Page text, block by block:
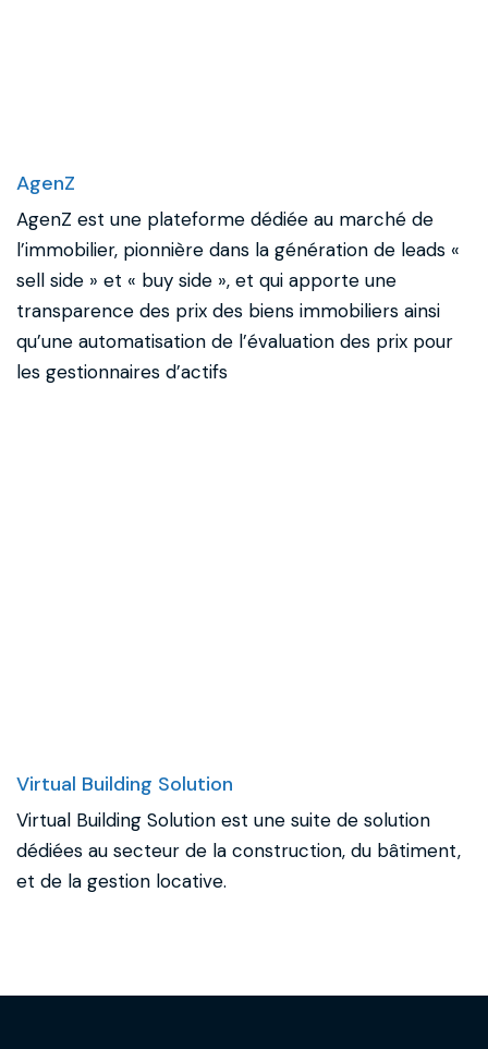
AgenZ
AgenZ est une plateforme dédiée au marché de
l’immobilier, pionnière dans la génération de leads «
sell side » et « buy side », et qui apporte une
transparence des prix des biens immobiliers ainsi
qu’une automatisation de l’évaluation des prix pour
les gestionnaires d’actifs
Virtual Building Solution
Virtual Building Solution est une suite de solution
dédiées au secteur de la construction, du bâtiment,
et de la gestion locative.